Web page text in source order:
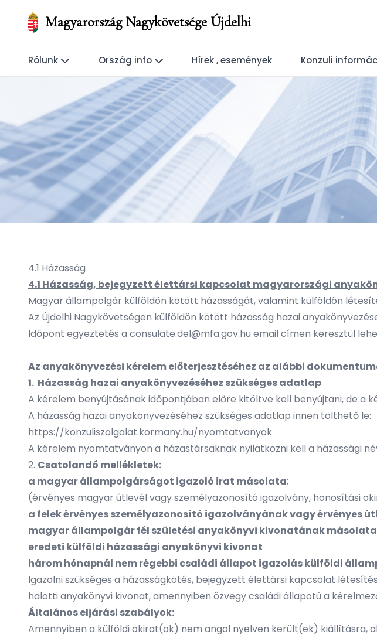
Magyarország Nagykövetsége Újdelhi
Rólunk Ország info Hírek , események Konzuli
4.1 Házasság
4.1 Házasság, bejegyzett élettársi kapcsolat magyarországi
Magyar állampolgár külföldön kötött házasságát, valamint külföldön
Az Újdelhi Nagykövetségen külföldön kötött házasság hazai
Időpont egyeztetés a consulate.del@mfa.gov.hu email címen keresztül
Az anyakönyvezési kérelem előterjesztéséhez az alábbi
1. Házasság hazai anyakönyvezéséhez szükséges adatlap
A kérelem benyújtásának időpontjában előre kitöltve kell benyújtani, de a
A házasság hazai anyakönyvezéséhez szükséges adatlap innen tölthető le:
https://konzuliszolgalat.kormany.hu/nyomtatvanyok
A kérelem nyomtatványon a házastársaknak nyilatkozni kell a házassági
2. Csatolandó mellékletek:
a magyar állampolgárságot igazoló irat másolata;
(érvényes magyar útlevél vagy személyazonosító igazolvány, honosítási
a felek érvényes személyazonosító igazolványának vagy érvényes
magyar állampolgár fél születési anyakönyvi kivonatának másolata
eredeti külföldi házassági anyakönyvi kivonat
három hónapnál nem régebbi családi állapot igazolás külföldi
Igazolni szükséges a házasságkötés, bejegyzett élettársi kapcsolat
halotti anyakönyvi kivonat, amennyiben özvegy családi állapotú a
Általános eljárási szabályok:
Amennyiben a külföldi okirat(ok) nem angol nyelven került(ek) kiállításra,